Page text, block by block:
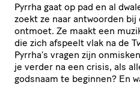
Pyrrha gaat op pad en al
zoekt ze naar antwoorden bij
ontmoet. Ze maakt een
die zich afspeelt vlak na de
Pyrrha’s vragen zijn
je verder na een crisis, als
godsnaam te beginnen? En